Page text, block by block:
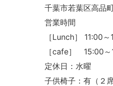
千葉市若葉区高品
営業時間
［Lunch］ 11:00
［cafe］ 15:00～
定休日：水曜
子供椅子：有（２席